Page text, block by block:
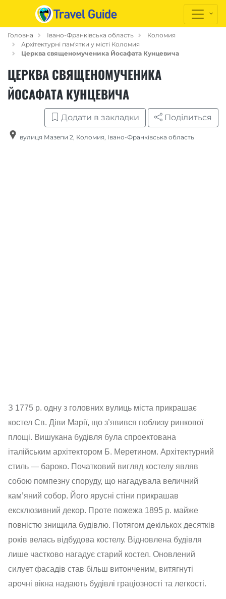
Головна Івано-Франківська область
Коломия
Архітектурні пам'ятки у місті Коломия
Церква священомученика Йосафата Кунцевича
ЦЕРКВА СВЯЩЕНОМУЧЕНИКА
ЙОСАФАТА КУНЦЕВИЧА
Додати в закладки Поділиться
вулиця Мазепи 2, Коломия, Івано-Франківська область
З 1775 р. одну з головних вулиць міста прикрашає
костел Св. Діви Марії, що з’явився поблизу ринкової
площі. Вишукана будівля була спроектована
італійським архітектором Б. Меретином. Архітектурний
стиль — бароко. Початковий вигляд костелу являв
собою помпезну споруду, що нагадувала величний
кам’яний собор. Його ярусні стіни прикрашав
ексклюзивний декор. Проте пожежа 1895 р. майже
повністю знищила будівлю. Потягом декількох десятків
років велась відбудова костелу. Відновлена будівля
лише частково нагадує старий костел. Оновлений
силует фасадів став більш витонченим, витягнуті
арочні вікна надають будівлі граціозності та легкості.